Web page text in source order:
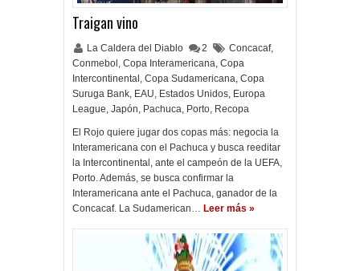
Traigan vino
La Caldera del Diablo 2 Concacaf,
Conmebol , Copa Interamericana, Copa
Intercontinental , Copa Sudamericana, Copa
Suruga Bank, EAU, Estados Unidos, Europa
League, Japón, Pachuca, Porto, Recopa
El Rojo quiere jugar dos copas más: negocia la
Interamericana con el Pachuca y busca reeditar
la Intercontinental, ante el campeón de la UEFA,
Porto. Además, se busca confirmar la
Interamericana ante el Pachuca, ganador de la
Concacaf. La Sudamerican… Leer más »